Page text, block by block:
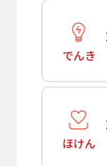
でんき
ほけん